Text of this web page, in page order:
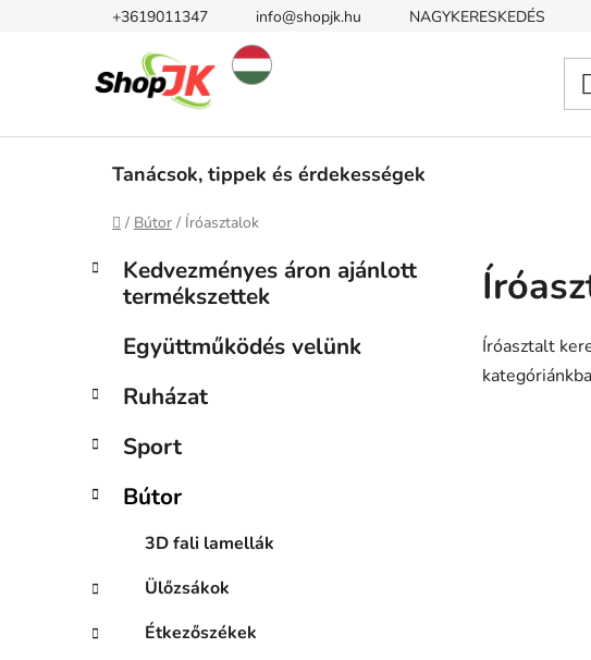
+3619011347 info@shopjk.hu NAGYKERESKEDÉS
Tanácsok, tippek és érdekességek
Kezdőlap
/ Bútor / Íróasztalok
O
s
p
a
Kategóriák
átugrása
K
a
r
á
Kedvezményes áron ajánlott
termékszettek
Együttműködés velünk
Ruházat
Sport
Bútor
3D fali lamellák
Ülőzsákok
Étkezőszékek
Íróasztalt